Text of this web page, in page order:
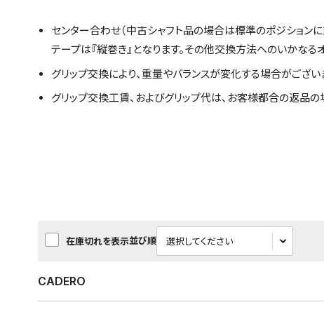
センター合わせ（中古シャフト品の場合は標準のポジションに
テープは『縦巻き』となります。その他交換方法へのいかなる
グリップ交換により、重量やバランスが変化する場合がござ
グリップ交換工賃、およびグリップ代は、お客様都合の返品
在庫切れを表示並び順
CADERO